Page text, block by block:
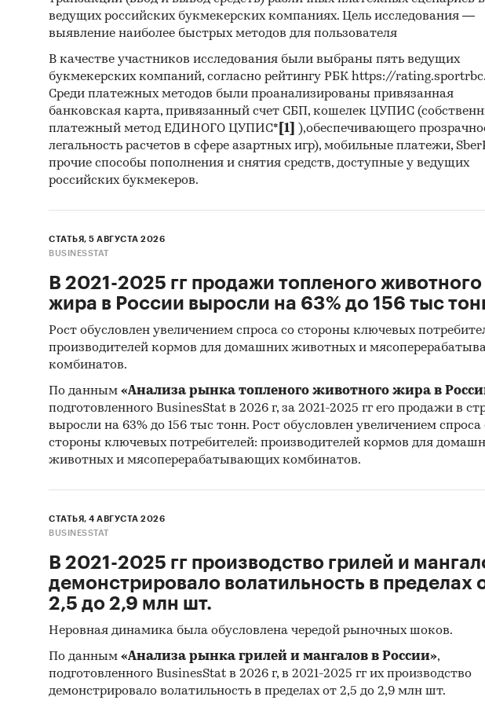
ведущих российских букмекерских компаниях. Цель исследования —
выявление наиболее быстрых методов для пользователя
В качестве участников исследования были выбраны пять ведущих
букмекерских компаний, согласно рейтингу РБК https://
Среди платежных методов были проанализированы привязанная
банковская карта, привязанный счет СБП, кошелек ЦУПИС
платежный метод ЕДИНОГО ЦУПИС* [1]
),обеспечивающего
легальность расчетов в сфере азартных игр), мобильные платежи,
прочие способы пополнения и снятия средств, доступные у ведущих
российских букмекеров.
СТАТЬЯ, 5 АВГУСТА 2026
BUSINESSTAT
В 2021-2025 гг продажи топленого животного
жира в России выросли на 63% до 156 тыс
Рост обусловлен увеличением спроса со стороны ключевых
производителей кормов для домашних животных и
комбинатов.
По данным «Анализа рынка топленого животного жира в
подготовленного BusinesStat в 2026 г, за 2021-2025 гг его продажи в
выросли на 63% до 156 тыс тонн. Рост обусловлен увеличением спроса
стороны ключевых потребителей: производителей кормов для
животных и мясоперерабатывающих комбинатов.
СТАТЬЯ, 4 АВГУСТА 2026
BUSINESSTAT
В 2021-2025 гг производство грилей и
демонстрировало волатильность в пределах
2,5 до 2,9 млн шт.
Неровная динамика была обусловлена чередой рыночных шоков.
По данным «Анализа рынка грилей и мангалов в России»,
подготовленного BusinesStat в 2026 г, в 2021-2025 гг их производство
демонстрировало волатильность в пределах от 2,5 до 2,9 млн шт.